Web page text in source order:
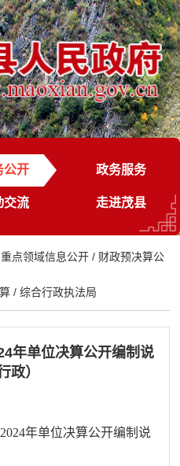
公开 政务服务
交流 走进茂县
重点领域信息公开 / 财政预决算公
/综合行政执法局
年单位决算公开编制说
政）
年单位决算公开编制说